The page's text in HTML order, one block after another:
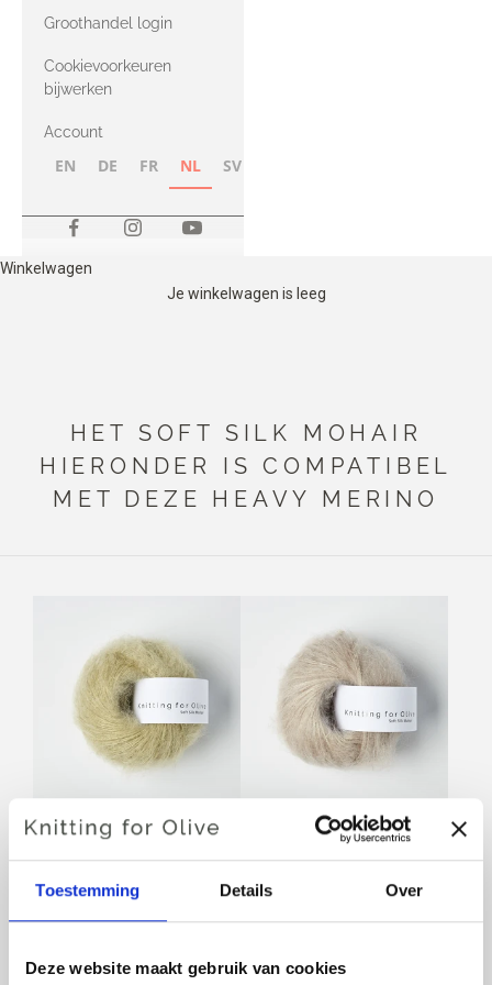
Toestemming Details Over
Deze website maakt gebruik van cookies
met Heavy
Merino
Groothandel login
Cookievoorkeuren
bijwerken
Account
EN DE FR NL SV
Winkelwagen
Je winkelwagen is leeg
HET SOFT SILK MOHAIR
HIERONDER IS COMPATIBEL
MET DEZE HEAVY MERINO
KNITTING FOR OLIVE
SALE PRICE
€10,10
KNITTING FOR OLIVE
SALE PRICE